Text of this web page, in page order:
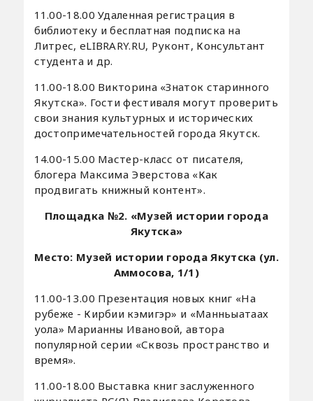
11.00-18.00 Удаленная регистрация в
библиотеку и бесплатная подписка на
Литрес, eLIBRARY.RU, Руконт, Консультант
студента и др.
11.00-18.00 Викторина «Знаток старинного
Якутска». Гости фестиваля могут проверить
свои знания культурных и исторических
достопримечательностей города Якутск.
14.00-15.00 Мастер-класс от писателя,
блогера Максима Эверстова «Как
продвигать книжный контент».
Площадка №2. «Музей истории города
Якутска»
Место: Музей истории города Якутска (ул.
Аммосова, 1/1)
11.00-13.00 Презентация новых книг «На
рубеже - Кирбии кэмигэр» и «Манньыатаах
уола» Марианны Ивановой, автора
популярной серии «Сквозь пространство и
время».
11.00-18.00 Выставка книг заслуженного